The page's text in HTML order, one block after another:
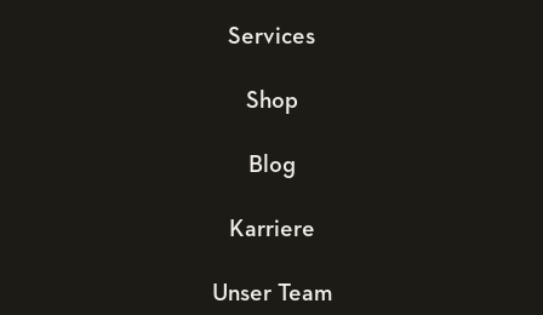
Services
Shop
Blog
Karriere
Unser Team